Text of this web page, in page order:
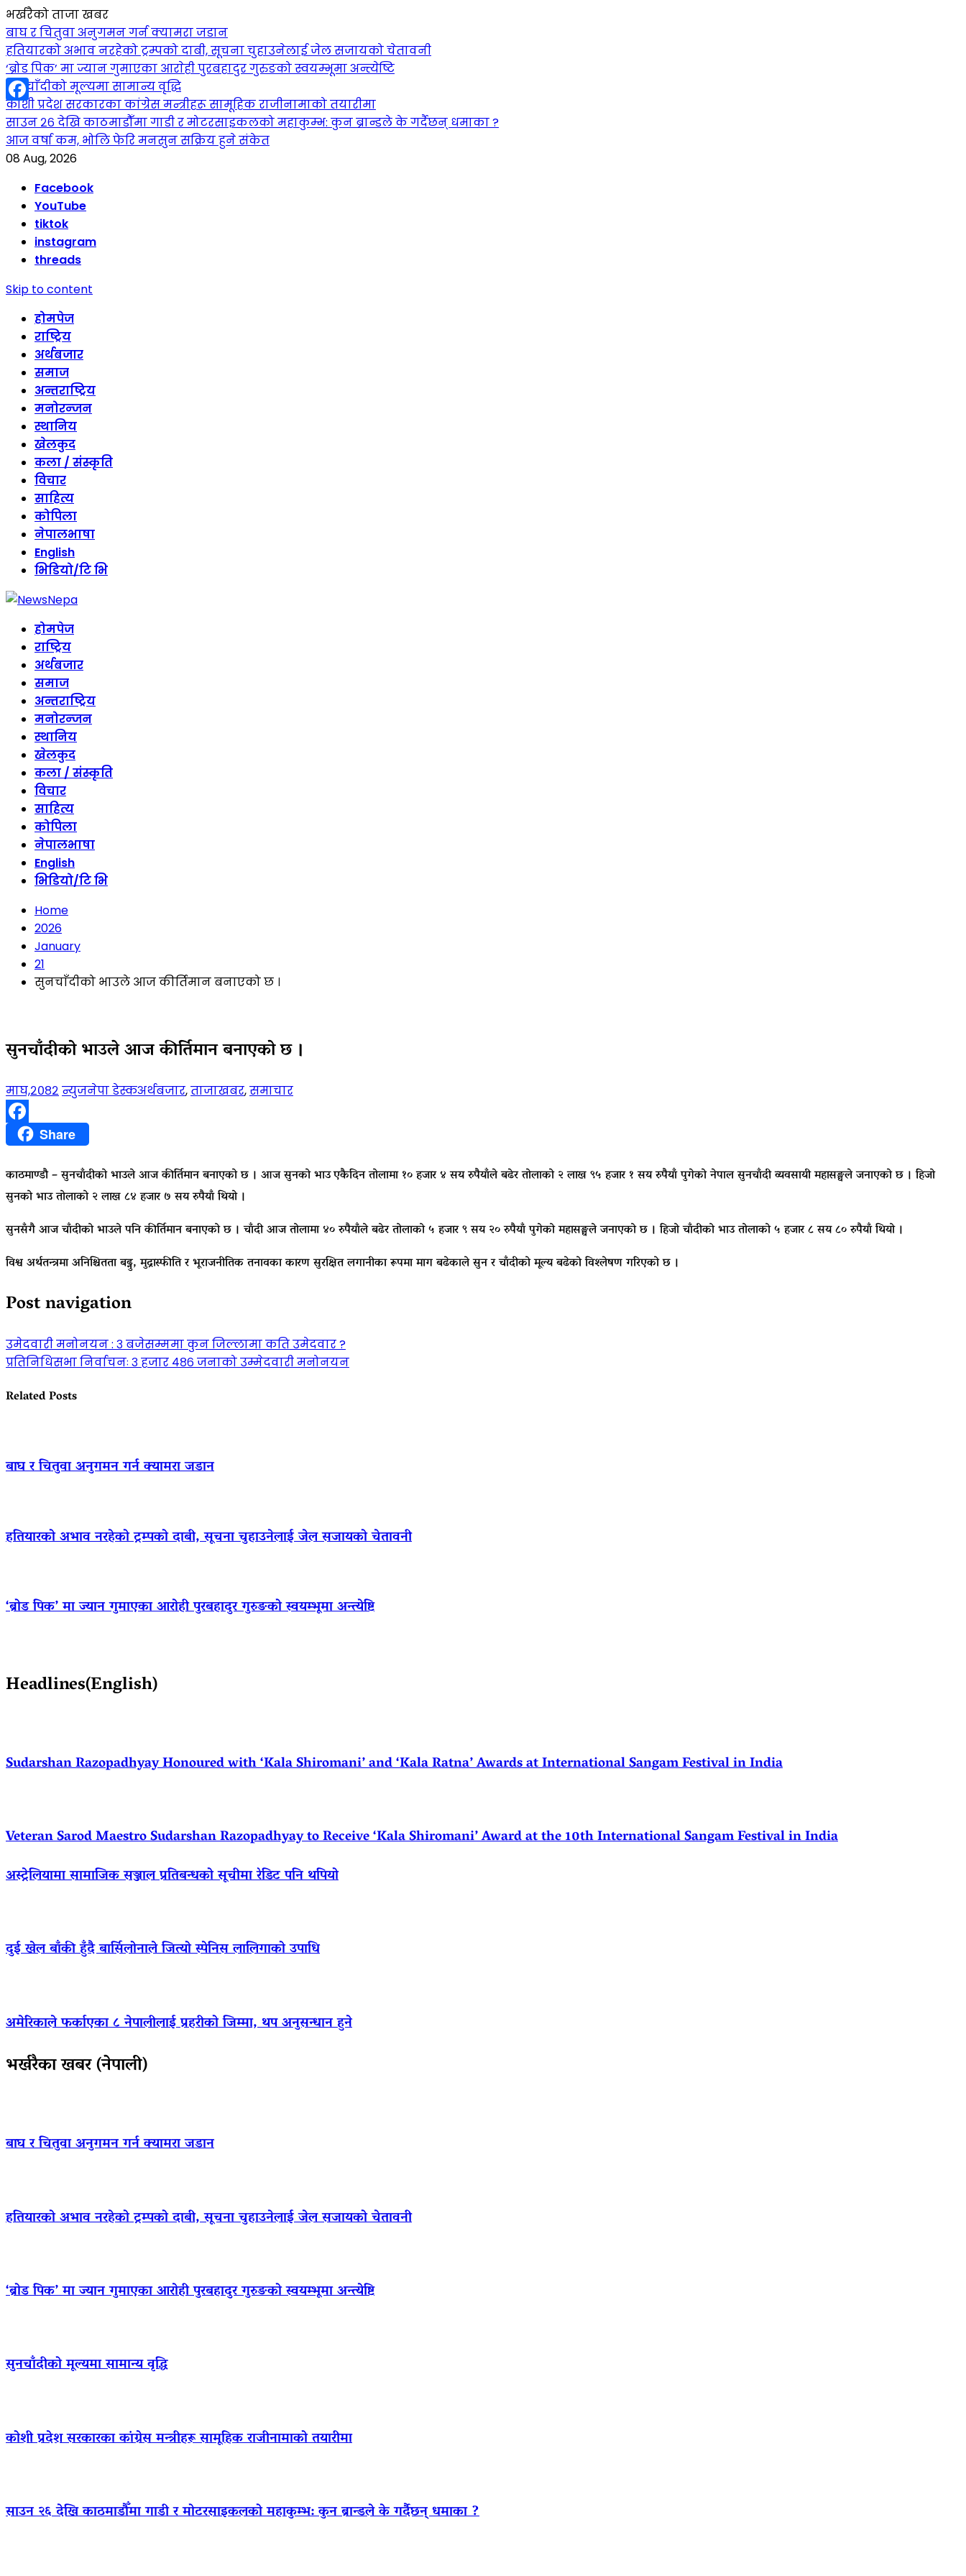
भर्खरैको ताजा खबर
बाघ र चितुवा अनुगमन गर्न क्यामरा जडान
हतियारको अभाव नरहेको ट्रम्पको दाबी, सूचना चुहाउनेलाई जेल सजायको चेतावनी
‘ब्रोड पिक’ मा ज्यान गुमाएका आराेही पुरबहादुर गुरुङको स्वयम्भूमा अन्त्येष्टि
सुनचाँदीको मूल्यमा सामान्य वृद्धि
कोशी प्रदेश सरकारका कांग्रेस मन्त्रीहरू सामूहिक राजीनामाको तयारीमा
साउन २६ देखि काठमाडौँमा गाडी र मोटरसाइकलको महाकुम्भ: कुन ब्रान्डले के गर्दैछन् धमाका ?
आज वर्षा कम, भोलि फेरि मनसुन सक्रिय हुने संकेत
08 Aug, 2026
Facebook
YouTube
tiktok
instagram
threads
Skip to content
होमपेज
राष्ट्रिय
अर्थबजार
समाज
अन्तराष्ट्रिय
मनोरन्जन
स्थानिय
खेलकुद
कला / संस्कृति
विचार
साहित्य
कोपिला
नेपालभाषा
English
भिडियो/टि भि
होमपेज
राष्ट्रिय
अर्थबजार
समाज
अन्तराष्ट्रिय
मनोरन्जन
स्थानिय
खेलकुद
कला / संस्कृति
विचार
साहित्य
कोपिला
नेपालभाषा
English
भिडियो/टि भि
Home
2026
January
21
सुनचाँदीको भाउले आज कीर्तिमान बनाएको छ ।
सुनचाँदीको भाउले आज कीर्तिमान बनाएको छ ।
माघ,२०८२ न्युजनेपा डेस्कअर्थबजार,ताजाखबर,समाचार
FacebookShare
काठमाण्डौ – सुनचाँदीको भाउले आज कीर्तिमान बनाएको छ । आज सुनको भाउ एकैदिन तोलामा १० हजार ४ सय रुपैयाँले बढेर तोलाको २ लाख ९५ हजार १ सय रुपैयाँ पुगेको नेपाल सुनचाँदी व्यवसायी महासङ्घले जनाएको छ । हिजो
सुनको भाउ तोलाको २ लाख ८४ हजार ७ सय रुपैयाँ थियो ।
सुनसँगै आज चाँदीको भाउले पनि कीर्तिमान बनाएको छ । चाँदी आज तोलामा ४० रुपैयाँले बढेर तोलाको ५ हजार ९ सय २० रुपैयाँ पुगेको महासङ्घले जनाएको छ । हिजो चाँदीको भाउ तोलाको ५ हजार ८ सय ८० रुपैयाँ थियो ।
विश्व अर्थतन्त्रमा अनिश्चितता बढ्नु, मुद्रास्फीति र भूराजनीतिक तनावका कारण सुरक्षित लगानीका रूपमा माग बढेकाले सुन र चाँदीको मूल्य बढेको विश्लेषण गरिएको छ ।
Post navigation
उमेदवारी मनोनयन : ३ बजेसम्ममा कुन जिल्लामा कति उमेदवार ?
प्रतिनिधिसभा निर्वाचनः ३ हजार ४८६ जनाको उम्मेदवारी मनोनयन
Related Posts
बाघ र चितुवा अनुगमन गर्न क्यामरा जडान
हतियारको अभाव नरहेको ट्रम्पको दाबी, सूचना चुहाउनेलाई जेल सजायको चेतावनी
‘ब्रोड पिक’ मा ज्यान गुमाएका आराेही पुरबहादुर गुरुङको स्वयम्भूमा अन्त्येष्टि
Headlines(English)
Sudarshan Razopadhyay Honoured with ‘Kala Shiromani’ and ‘Kala Ratna’ Awards at International Sangam Festival in India
Veteran Sarod Maestro Sudarshan Razopadhyay to Receive ‘Kala Shiromani’ Award at the 10th International Sangam Festival in India
अस्ट्रेलियामा सामाजिक सञ्जाल प्रतिबन्धको सूचीमा रेडिट पनि थपियो
दुई खेल बाँकी हुँदै बार्सिलोनाले जित्यो स्पेनिस लालिगाको उपाधि
अमेरिकाले फर्काएका ८ नेपालीलाई प्रहरीको जिम्मा, थप अनुसन्धान हुने
भर्खरैका खबर (नेपाली)
बाघ र चितुवा अनुगमन गर्न क्यामरा जडान
हतियारको अभाव नरहेको ट्रम्पको दाबी, सूचना चुहाउनेलाई जेल सजायको चेतावनी
‘ब्रोड पिक’ मा ज्यान गुमाएका आराेही पुरबहादुर गुरुङको स्वयम्भूमा अन्त्येष्टि
सुनचाँदीको मूल्यमा सामान्य वृद्धि
कोशी प्रदेश सरकारका कांग्रेस मन्त्रीहरू सामूहिक राजीनामाको तयारीमा
साउन २६ देखि काठमाडौँमा गाडी र मोटरसाइकलको महाकुम्भ: कुन ब्रान्डले के गर्दैछन् धमाका ?
Facebook